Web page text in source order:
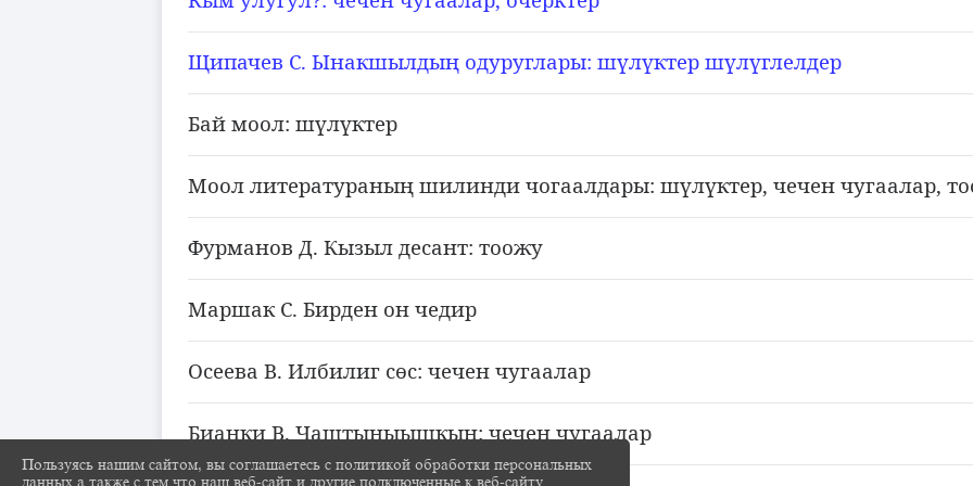
Щипачев С. Ынакшылдың одуруглары: шүлүктер шүлүглелдер
Бай моол: шүлүктер
Моол литератураның шилинди чогаалдары: шүлүктер, чечен чугаалар,
Фурманов Д. Кызыл десант: тоожу
Маршак С. Бирден он чедир
Осеева В. Илбилиг сөс: чечен чугаалар
Бианки В. Чаштыныышкын: чечен чугаалар
Пользуясь нашим сайтом, вы соглашаетесь с политикой обработки персональных
данных а также с тем что наш веб-сайт и другие подключенные к веб-сайту